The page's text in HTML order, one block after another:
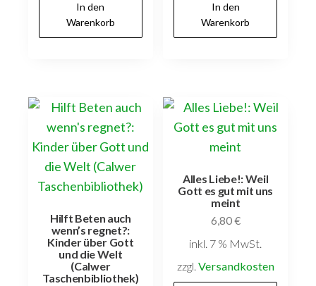
In den
Warenkorb
In den
Warenkorb
Hilft Beten auch
wenn’s regnet?:
Kinder über Gott
und die Welt
(Calwer
Taschenbibliothek)
Alles Liebe!: Weil
Gott es gut mit uns
meint
6,80€
inkl. 7 % MwSt.
zzgl. Versandkosten